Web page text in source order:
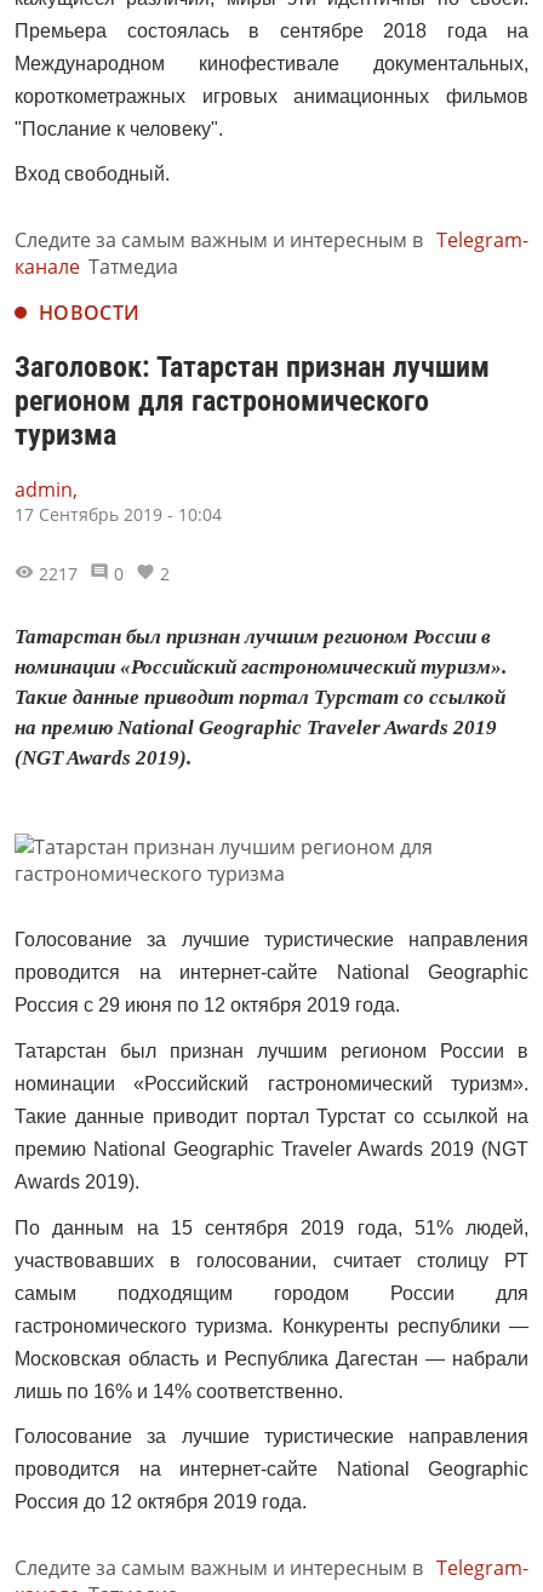
Премьера состоялась в сентябре 2018 года на
Международном кинофестивале документальных,
короткометражных игровых анимационных фильмов
"Послание к человеку".
Вход свободный.
Следите за самым важным и интересным в Telegram-
канале Татмедиа
НОВОСТИ
Заголовок: Татарстан признан лучшим
регионом для гастрономического
туризма
admin,
17 Сентябрь 2019 - 10:04
2217 0 2
Татарстан был признан лучшим регионом России в
номинации «Российский гастрономический туризм».
Такие данные приводит портал Турстат со ссылкой
на премию National Geographic Traveler Awards 2019
(NGT Awards 2019).
Голосование за лучшие туристические направления
проводится на интернет-сайте National Geographic
Россия с 29 июня по 12 октября 2019 года.
Татарстан был признан лучшим регионом России в
номинации «Российский гастрономический туризм».
Такие данные приводит портал Турстат со ссылкой на
премию National Geographic Traveler Awards 2019 (NGT
Awards 2019).
По данным на 15 сентября 2019 года, 51% людей,
участвовавших в голосовании, считает столицу РТ
самым подходящим городом России для
гастрономического туризма. Конкуренты республики —
Московская область и Республика Дагестан — набрали
лишь по 16% и 14% соответственно.
Голосование за лучшие туристические направления
проводится на интернет-сайте National Geographic
Россия до 12 октября 2019 года.
Следите за самым важным и интересным в Telegram-